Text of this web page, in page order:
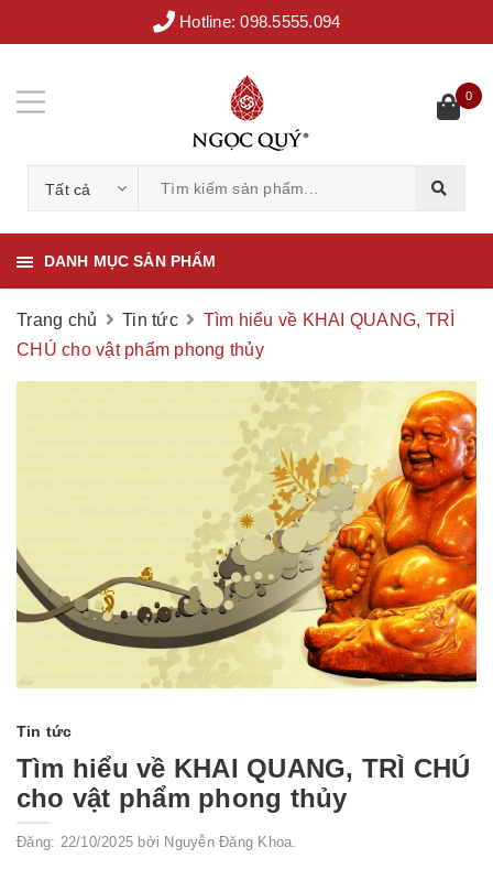
Hotline:098.5555.094
Tất cả
0
DANH MỤC SẢN PHẨM
Trang chủ Tin tức
Tìm hiểu về KHAI QUANG, TRÌ
CHÚ cho vật phẩm phong thủy
Tin tức
Tìm hiểu về KHAI QUANG, TRÌ CHÚ
cho vật phẩm phong thủy
Đăng: 22/10/2025 bởi Nguyễn Đăng Khoa.